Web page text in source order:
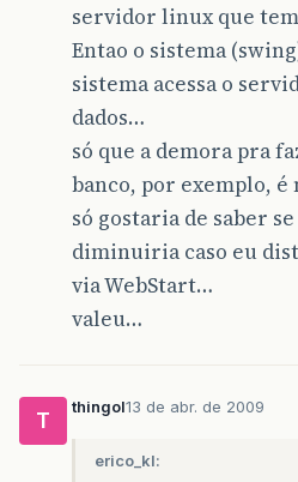
servidor linux que
Entao o sistema
sistema acessa o
dados…
só que a demora pra
banco, por exemplo,
só gostaria de saber
diminuiria caso eu
via WebStart…
valeu…
T
thingol13 de abr. de 2009
erico_kl: